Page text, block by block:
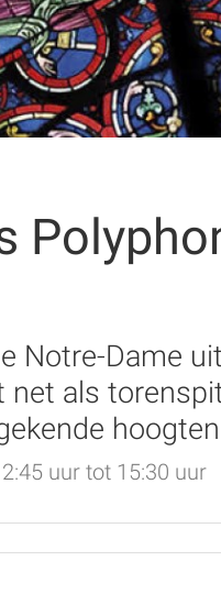
Notre-Dame
net als
uur tot 15:30 uur